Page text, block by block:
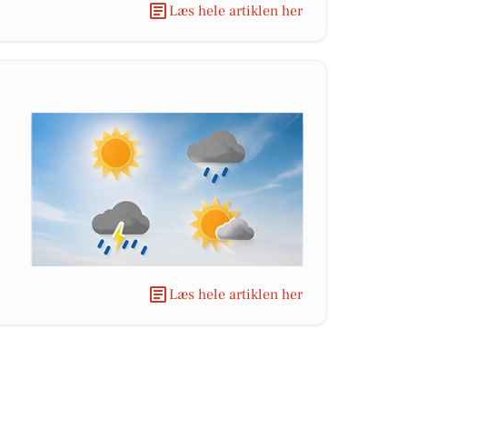
Læs hele artiklen her
Læs hele artiklen her